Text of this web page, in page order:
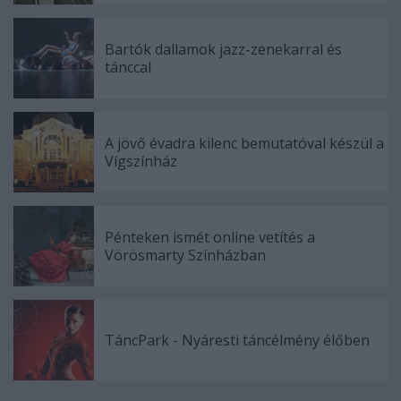
Bartók dallamok jazz-zenekarral és
tánccal
A jövő évadra kilenc bemutatóval készül a
Vígszínház
Pénteken ismét online vetítés a
Vörösmarty Színházban
TáncPark - Nyáresti táncélmény élőben